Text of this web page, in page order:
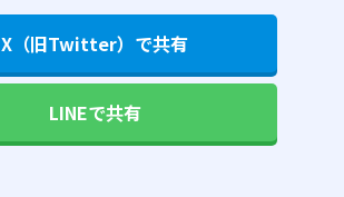
X（旧Twitter）で共有
LINEで共有